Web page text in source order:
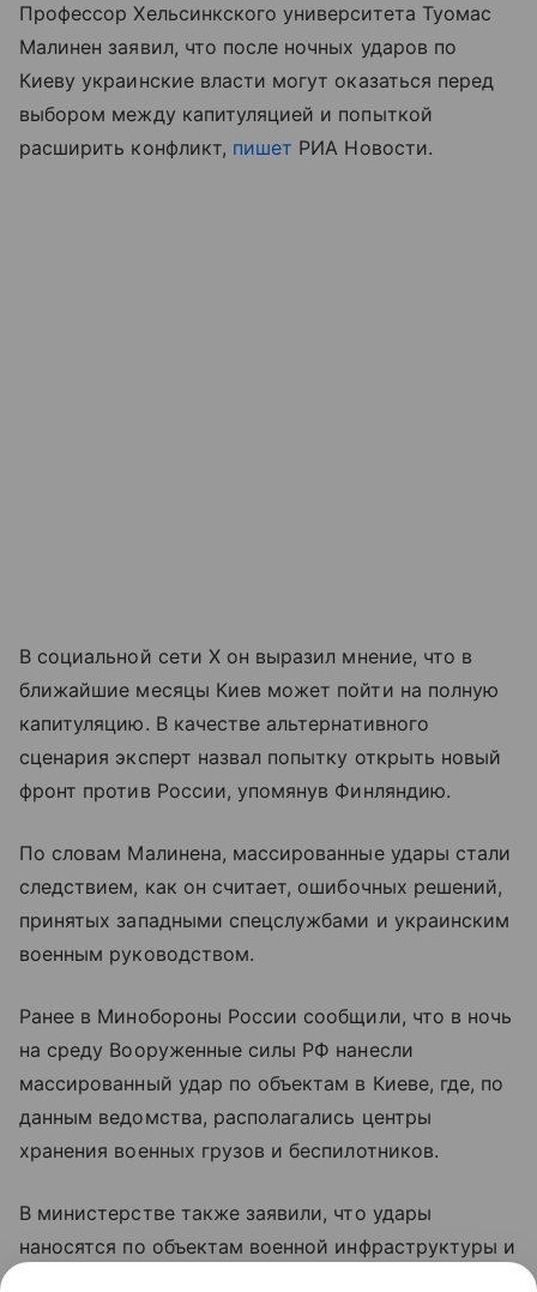
Профессор Хельсинкского университета Туомас
Малинен заявил, что после ночных ударов по
Киеву украинские власти могут оказаться перед
выбором между капитуляцией и попыткой
расширить конфликт, пишет РИА Новости.
В социальной сети X он выразил мнение, что в
ближайшие месяцы Киев может пойти на полную
капитуляцию. В качестве альтернативного
сценария эксперт назвал попытку открыть новый
фронт против России, упомянув Финляндию.
По словам Малинена, массированные удары стали
следствием, как он считает, ошибочных решений,
принятых западными спецслужбами и украинским
военным руководством.
Ранее в Минобороны России сообщили, что в ночь
на среду Вооруженные силы РФ нанесли
массированный удар по объектам в Киеве, где, по
данным ведомства, располагались центры
хранения военных грузов и беспилотников.
В министерстве также заявили, что удары
наносятся по объектам военной инфраструктуры и